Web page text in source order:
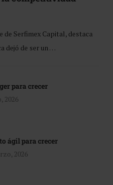
de Serfimex Capital, destaca
dejó de ser un …
para crecer
2026
ágil para crecer
2026